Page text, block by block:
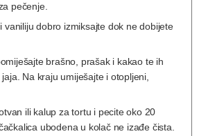
pečenje.
vaniliju dobro izmiksajte dok ne dobijete
brašno, prašak i kakao te ih
Na kraju umiješajte i otopljeni,
ili kalup za tortu i pecite oko 20
ubodena u kolač ne izađe čista.